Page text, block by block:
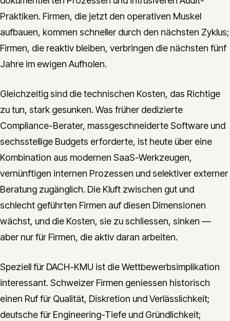
Praktiken. Firmen, die jetzt den operativen Muskel
aufbauen, kommen schneller durch den nächsten Zyklus;
Firmen, die reaktiv bleiben, verbringen die nächsten fünf
Jahre im ewigen Aufholen.
Gleichzeitig sind die technischen Kosten, das Richtige
zu tun, stark gesunken. Was früher dedizierte
Compliance-Berater, massgeschneiderte Software und
sechsstellige Budgets erforderte, ist heute über eine
Kombination aus modernen SaaS-Werkzeugen,
vernünftigen internen Prozessen und selektiver externer
Beratung zugänglich. Die Kluft zwischen gut und
schlecht geführten Firmen auf diesen Dimensionen
wächst, und die Kosten, sie zu schliessen, sinken —
aber nur für Firmen, die aktiv daran arbeiten.
Speziell für DACH-KMU ist die Wettbewerbsimplikation
interessant. Schweizer Firmen geniessen historisch
einen Ruf für Qualität, Diskretion und Verlässlichkeit;
deutsche für Engineering-Tiefe und Gründlichkeit;